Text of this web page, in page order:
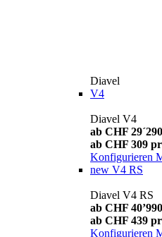
Diavel
V4
Diavel V4
ab CHF 29´290
ab CHF 309
Konfigurieren
new V4 RS
Diavel V4 RS
ab CHF 40’990
ab CHF 439
Konfigurieren